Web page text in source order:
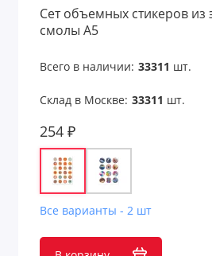
Сет объемных стикеров из
смолы А5
Всего в наличии: 33311 шт.
Склад в Москве: 33311 шт.
254 ₽
Все варианты - 2 шт